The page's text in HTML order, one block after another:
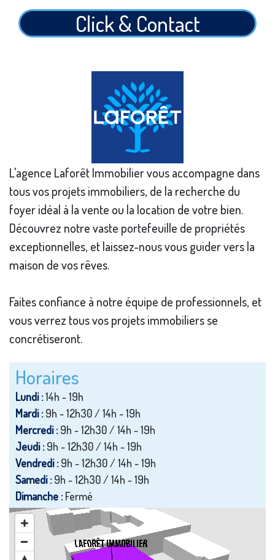
Click & Contact
L'agence Laforêt Immobilier vous accompagne dans
tous vos projets immobiliers, de la recherche du
foyer idéal à la vente ou la location de votre bien.
Découvrez notre vaste portefeuille de propriétés
exceptionnelles, et laissez-nous vous guider vers la
maison de vos rêves.
Faites confiance à notre équipe de professionnels, et
vous verrez tous vos projets immobiliers se
concrétiseront.
Horaires
Lundi :14h - 19h
Mardi :9h - 12h30 / 14h - 19h
Mercredi :9h - 12h30 / 14h - 19h
Jeudi :9h - 12h30 / 14h - 19h
Vendredi :9h - 12h30 / 14h - 19h
Samedi :9h - 12h30 / 14h - 19h
Dimanche :Fermé